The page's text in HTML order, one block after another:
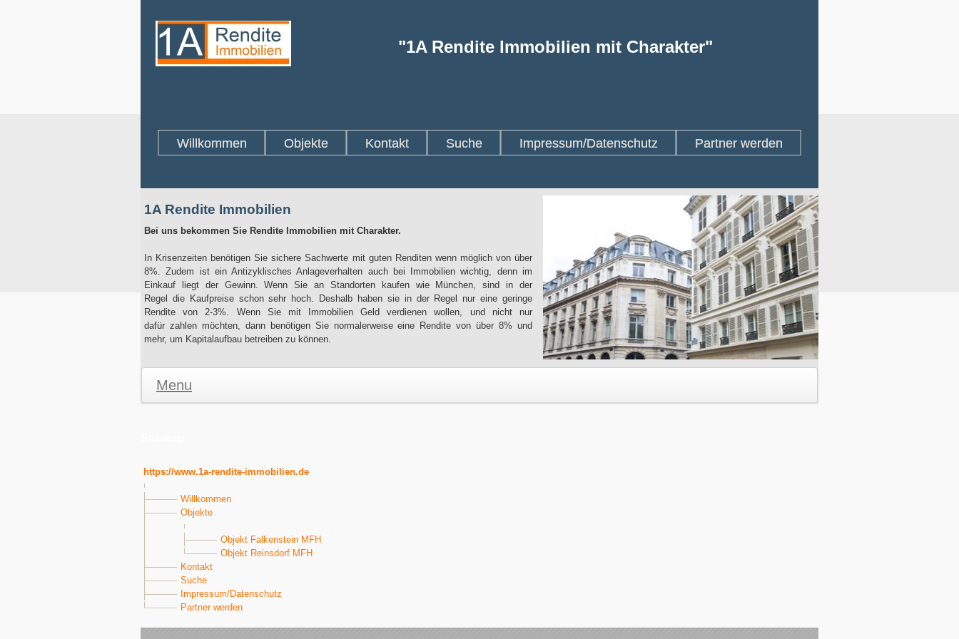
"1A Rendite Immobilien mit Charakter"
Willkommen Objekte Kontakt Suche Impressum/Datenschutz Partner werden
1A Rendite Immobilien
Bei uns bekommen Sie Rendite Immobilien mit Charakter.
In Krisenzeiten benötigen Sie sichere Sachwerte mit guten Renditen wenn möglich von über
8%. Zudem ist ein Antizyklisches Anlageverhalten auch bei Immobilien wichtig, denn im
Einkauf liegt der Gewinn. Wenn Sie an Standorten kaufen wie München, sind in der
Regel die Kaufpreise schon sehr hoch. Deshalb haben sie in der Regel nur eine geringe
Rendite von 2-3%. Wenn Sie mit Immobilien Geld verdienen wollen, und nicht nur
dafür zahlen möchten, dann benötigen Sie normalerweise eine Rendite von über 8% und
mehr, um Kapitalaufbau betreiben zu können.
Menu
https://www.1a-rendite-immobilien.de
Willkommen
Objekte
Objekt Falkenstein MFH
Objekt Reinsdorf MFH
Kontakt
Suche
Impressum/Datenschutz
Partner werden